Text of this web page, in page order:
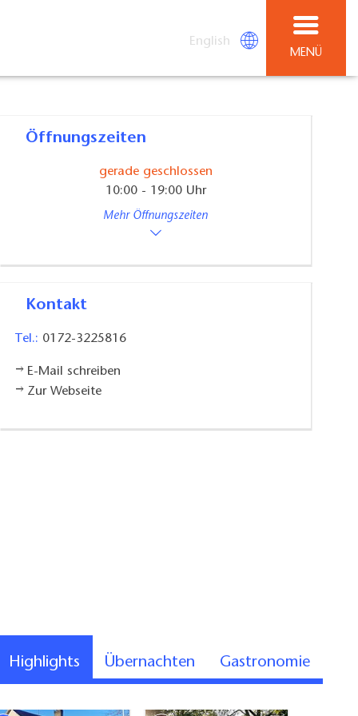
English
MENÜ
Öffnungszeiten
gerade geschlossen
10:00 - 19:00 Uhr
Mehr Öffnungszeiten
Kontakt
Tel.: 0172-3225816
E-Mail schreiben
Zur Webseite
Highlights Übernachten Gastronomie